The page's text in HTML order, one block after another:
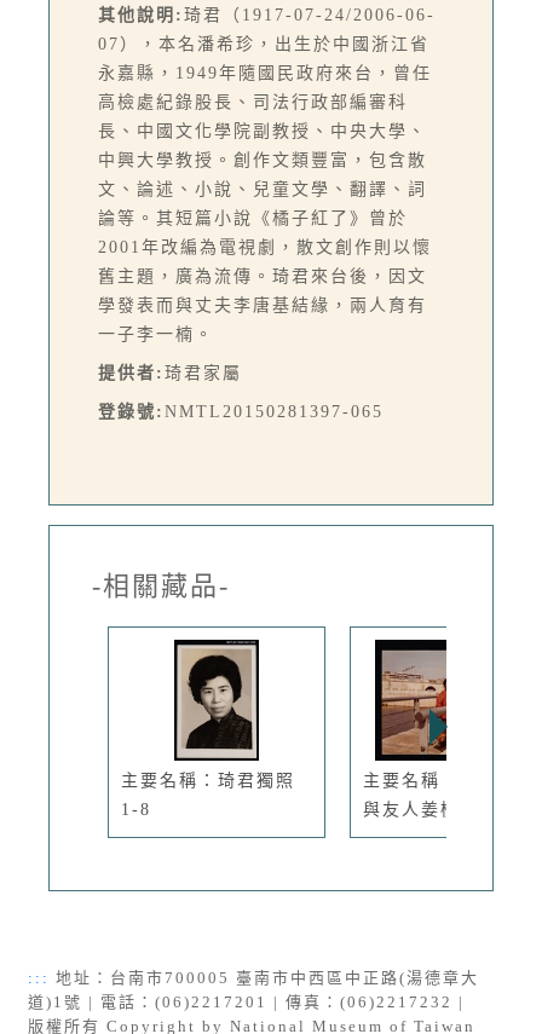
其他說明: 琦君（1917-07-24/2006-06-
07），本名潘希珍，出生於中國浙江省
永嘉縣，1949年隨國民政府來台，曾任
高檢處紀錄股長、司法行政部編審科
長、中國文化學院副教授、中央大學、
中興大學教授。創作文類豐富，包含散
文、論述、小說、兒童文學、翻譯、詞
論等。其短篇小說《橘子紅了》曾於
2001年改編為電視劇，散文創作則以懷
舊主題，廣為流傳。琦君來台後，因文
學發表而與丈夫李唐基結緣，兩人育有
一子李一楠。
提供者: 琦君家屬
登錄號: NMTL20150281397-065
-相關藏品-
主要名稱：琦君獨照
1-8
主要名稱：琦君夫婦
與友人姜樵...
::: 地址：台南市700005 臺南市中西區中正路(湯德章大
道)1號 | 電話：(06)2217201 | 傳真：(06)2217232 |
版權所有 Copyright by National Museum of Taiwan